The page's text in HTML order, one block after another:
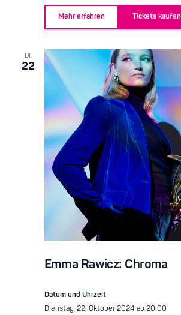
Mehr erfahren Tickets kaufen
DI.
22
Emma Rawicz: Chroma
Datum und Uhrzeit
Dienstag, 22. Oktober 2024 ab 20:00